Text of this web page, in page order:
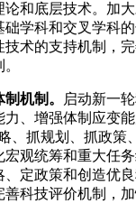
和底层技术。加
学科和交叉学科
技术的支持机制，
机制。
启动新一
力、增强体制应变
、抓规划、抓政策
观统筹和重大任
、定政策和创造优
善科技评价机制，